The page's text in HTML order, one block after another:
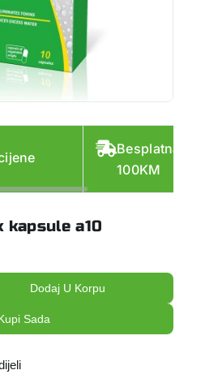
Besplatna
100KM
kapsule a10
Dodaj U Korpu
Sada